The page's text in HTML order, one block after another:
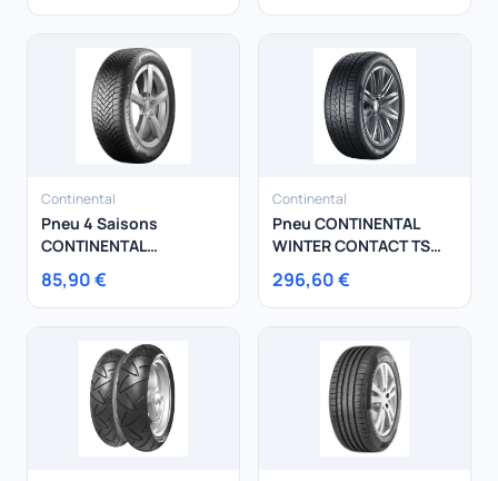
Continental
Pneu 4 Saisons
CONTINENTAL
195/60R15 92V
AllSeasonContact XL
85,90 €
Continental
Pneu CONTINENTAL
WINTER CONTACT TS
860 S 225/45R19 96V
296,60 €